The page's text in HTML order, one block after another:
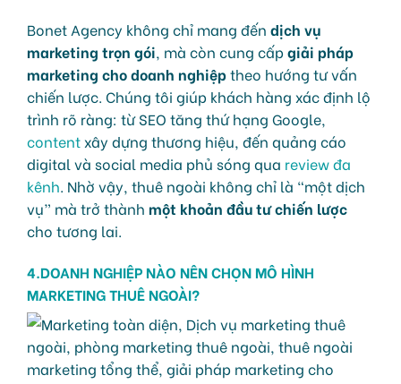
Bonet Agency không chỉ mang đến dịch vụ
marketing trọn gói, mà còn cung cấpgiải pháp
marketing cho doanh nghiệptheo hướng tư vấn
chiến lược. Chúng tôi giúp khách hàng xác định lộ
trình rõ ràng: từ SEO tăng thứ hạng Google,
contentxây dựng thương hiệu, đến quảng cáo
digital và social media phủ sóng qua review đa
kênh. Nhờ vậy, thuê ngoài không chỉ là “một dịch
vụ” mà trở thành một khoản đầu tư chiến lược
cho tương lai.
4.DOANH NGHIỆP NÀO NÊN CHỌN MÔ HÌNH
MARKETING THUÊ NGOÀI?